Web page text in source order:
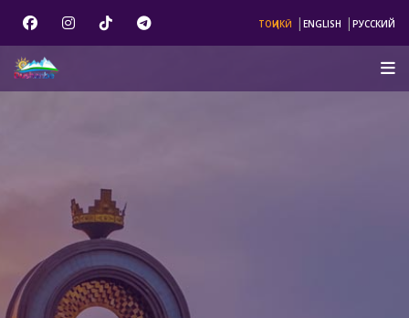
ТОҶИКӢ | ENGLISH | РУССКИЙ